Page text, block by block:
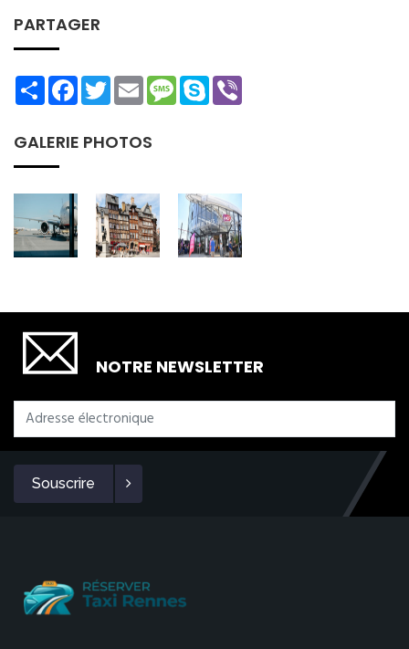
PARTAGER
ShareFacebookTwitterEmailMessage
Skype
GALERIE PHOTOS
NOTRE NEWSLETTER
Souscrire